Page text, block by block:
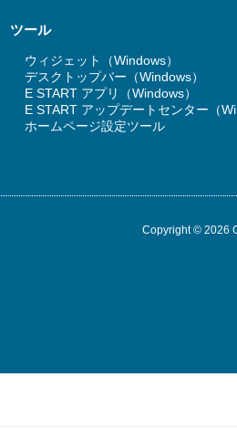
ツール
ウィジェット（Windows）
デスクトップバー（Windows）
E START アプリ（Windows）
E START アップデートセンター（
ホームページ設定ツール
Copyright © 2026